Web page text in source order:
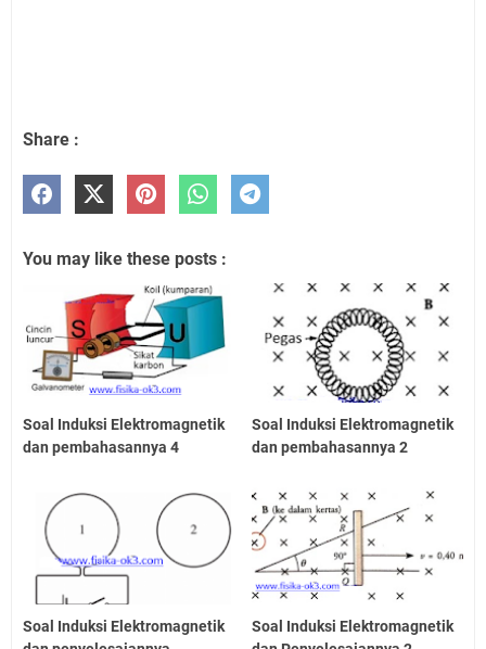
Share :
You may like these posts :
Soal Induksi Elektromagnetik
dan pembahasannya 4
Soal Induksi Elektromagnetik
dan pembahasannya 2
Soal Induksi Elektromagnetik
Soal Induksi Elektromagnetik